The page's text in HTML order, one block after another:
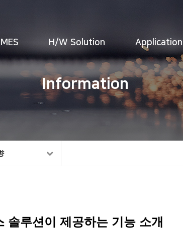
H/W Solution
Information
솔루션이 제공하는 기능 소개